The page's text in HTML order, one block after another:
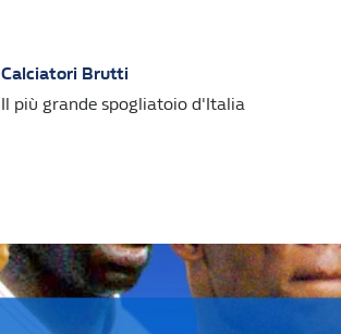
Calciatori Brutti
Il più grande spogliatoio d'Italia